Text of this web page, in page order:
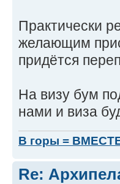
Практически
желающим
придётся
На визу бум
нами и виза
В горы =
Re: